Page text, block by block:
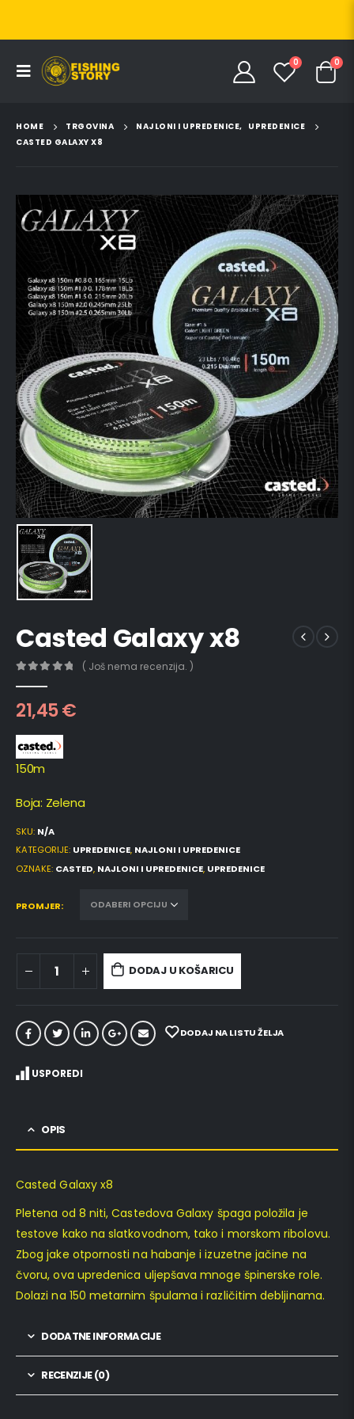
0 0
HOME TRGOVINA NAJLONI I UPREDENICE, UPREDENICE
CASTED GALAXY X8
Casted Galaxy x8
( Još nema recenzija. )
21,45€
150m
Boja: Zelena
SKU: N/A
KATEGORIJE: UPREDENICE, NAJLONI I UPREDENICE
OZNAKE: CASTED, NAJLONI I UPREDENICE, UPREDENICE
PROMJER
DODAJ U KOŠARICU
DODAJ NA LISTU ŽELJA
USPOREDI
OPIS
Casted Galaxy x8
Pletena od 8 niti, Castedova Galaxy špaga položila je
testove kako na slatkovodnom, tako i morskom ribolovu.
Zbog jake otpornosti na habanje i izuzetne jačine na
čvoru, ova upredenica uljepšava mnoge špinerske role.
Dolazi na 150 metarnim špulama i različitim debljinama.
DODATNE INFORMACIJE
RECENZIJE (0)